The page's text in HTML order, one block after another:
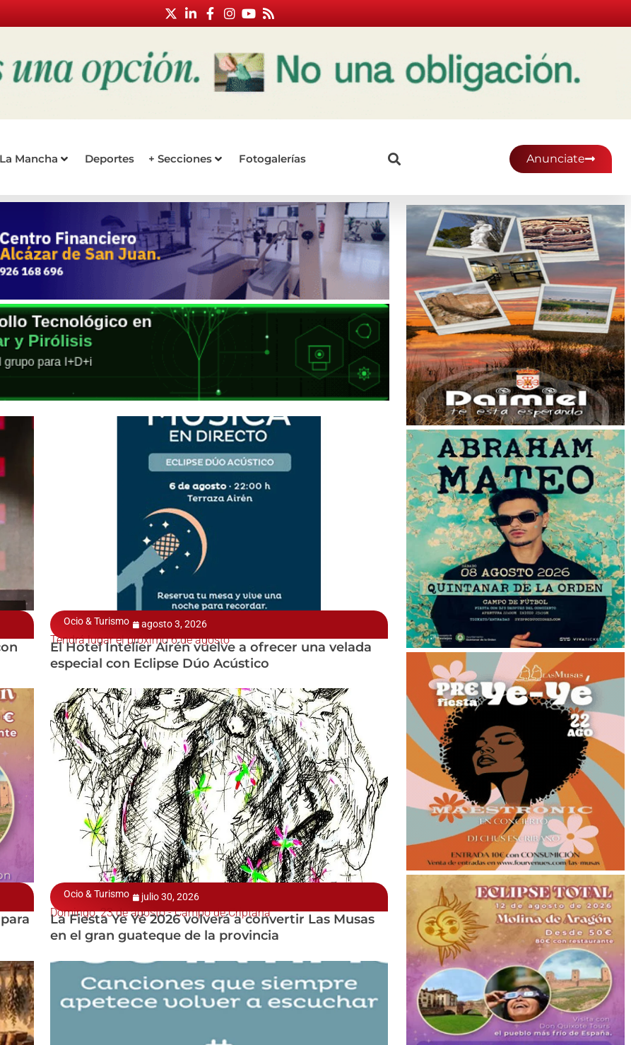
Mancha Deportes + Secciones Fotogalerías Anunciate
Ocio & Turismo agosto 3, 2026
Tendrá lugar el próximo 6 de agosto
El Hotel Intelier Airén vuelve a ofrecer una velada
especial con Eclipse Dúo Acústico
Ocio & Turismo julio 30, 2026
Domingo, 23 de agosto - Campo de Criptana
La Fiesta Ye Yé 2026 volverá a convertir Las Musas
en el gran guateque de la provincia